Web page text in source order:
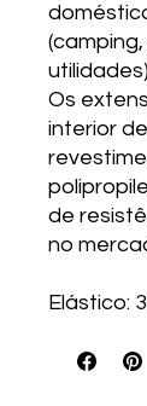
Os
interior
de
no
Elástico: